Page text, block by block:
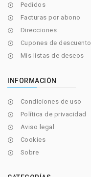
 Pedidos
 Facturas por abono
 Direcciones
 Cupones de descuento
 Mis listas de deseos
INFORMACIÓN
 Condiciones de uso
 Política de privacidad
 Aviso legal
 Cookies
 Sobre